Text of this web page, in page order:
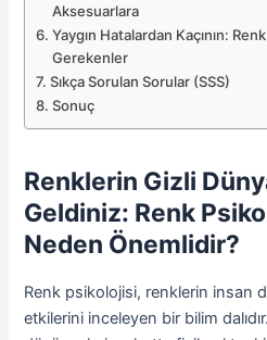
Aksesuarlara
Yaygın Hatalardan Kaçının:
Gerekenler
Sıkça Sorulan Sorular (SSS)
Sonuç
Renklerin Gizli
Geldiniz: Renk
Neden Önemlidir?
Renk psikolojisi, renklerin insan
etkilerini inceleyen bir bilim